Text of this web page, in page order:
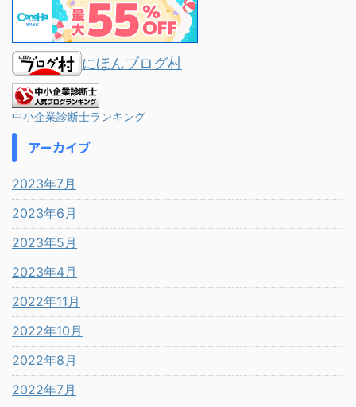
にほんブログ村
中小企業診断士ランキング
アーカイブ
2023年7月
2023年6月
2023年5月
2023年4月
2022年11月
2022年10月
2022年8月
2022年7月